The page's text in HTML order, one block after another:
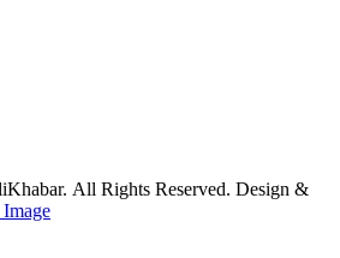
All Rights Reserved. Design &